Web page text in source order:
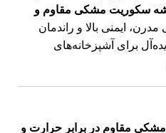
سکوریت مشکی مقاوم و
ایمنی بالا و راندمان
برای آشپزخانه‌های
مقاوم در برابر حرارت و